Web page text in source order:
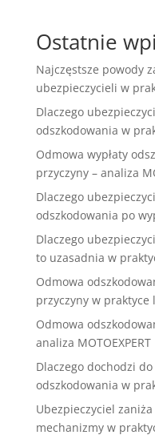
Ostatnie
Najczęstsze powody
ubezpieczycieli w
Dlaczego
odszkodowania w
Odmowa wypłaty
przyczyny – analiza
Dlaczego
odszkodowania po
Dlaczego
to uzasadnia w
Odmowa
przyczyny w praktyce
Odmowa
analiza MOTOEXPERT
Dlaczego dochodzi
odszkodowania w
Ubezpieczyciel
mechanizmy w